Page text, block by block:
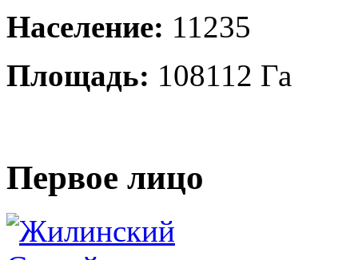
Население: 11235
Площадь: 108112 Га
Первое лицо